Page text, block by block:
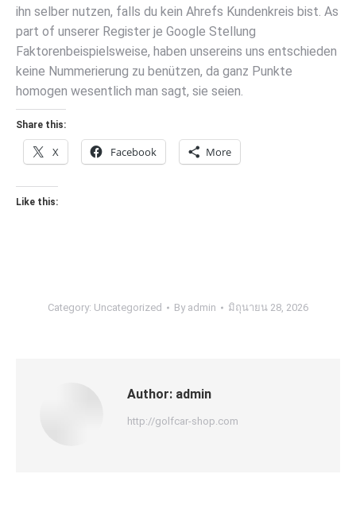
ihn selber nutzen, falls du kein Ahrefs Kundenkreis bist. As
part of unserer Register je Google Stellung
Faktorenbeispielsweise, haben unsereins uns entschieden
keine Nummerierung zu benützen, da ganz Punkte
homogen wesentlich man sagt, sie seien.
Share this:
X Facebook More
Like this:
Category: Uncategorized By admin มิถุนายน 28, 2026
Author: admin
http://golfcar-shop.com